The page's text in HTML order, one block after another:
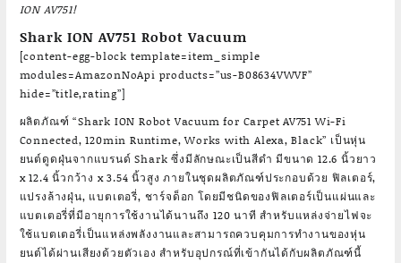
ION AV751!
Shark ION AV751 Robot Vacuum
[content-egg-block template=item_simple
modules=AmazonNoApi products=”us-B08634VWVF”
hide=”title,rating”]
ผลิตภัณฑ์ “Shark ION Robot Vacuum for Carpet AV751 Wi-Fi
Connected, 120min Runtime, Works with Alexa, Black” เป็นหุ่น
ยนต์ดูดฝุ่นจากแบรนด์ Shark ซึ่งมีลักษณะเป็นสีดำ มีขนาด 12.6 นิ้วยาว
x 12.4 นิ้วกว้าง x 3.54 นิ้วสูง ภายในชุดผลิตภัณฑ์ประกอบด้วย ฟิลเตอร์,
แปรงล้างฝุ่น, แบตเตอรี่, ชาร์จด็อก โดยมีชนิดของฟิลเตอร์เป็นแผ่นและ
แบตเตอรี่ที่มีอายุการใช้งานได้นานถึง 120 นาที สำหรับแหล่งจ่ายไฟจะ
ใช้แบตเตอรี่เป็นแหล่งพลังงานและสามารถควบคุมการทำงานของหุ่น
ยนต์ได้ผ่านเสียงด้วยตัวเอง สำหรับอุปกรณ์ที่เข้ากันได้กับผลิตภัณฑ์นี้